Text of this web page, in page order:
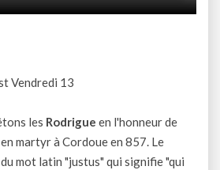
Vendredi 13
les Rodrigue en l'honneur de
martyr à Cordoue en 857. Le
mot latin "justus" qui signifie "qui